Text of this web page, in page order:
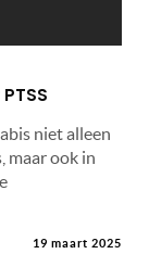
niet alleen
maar ook in
19 maart 2025